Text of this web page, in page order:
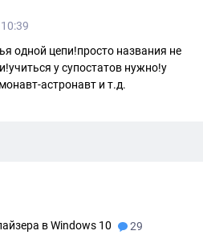
в Windows 10 29
одной цепи!просто названия не
у супостатов нужно!у
астронавт и т.д.